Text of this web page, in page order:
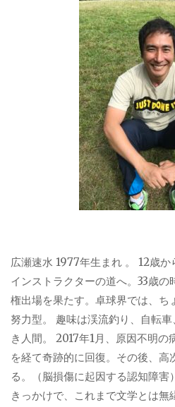
広瀬速水 1977年生まれ 。 12歳
インストラクターの道へ。33歳
権出場を果たす。卓球界では、ち
努力型。 趣味は渓流釣り、自転
き人間。 2017年1月、原因不明の
を経て奇跡的に回復。その後、高
る。（脳損傷に起因する認知障
きっかけで、これまで文学とは無